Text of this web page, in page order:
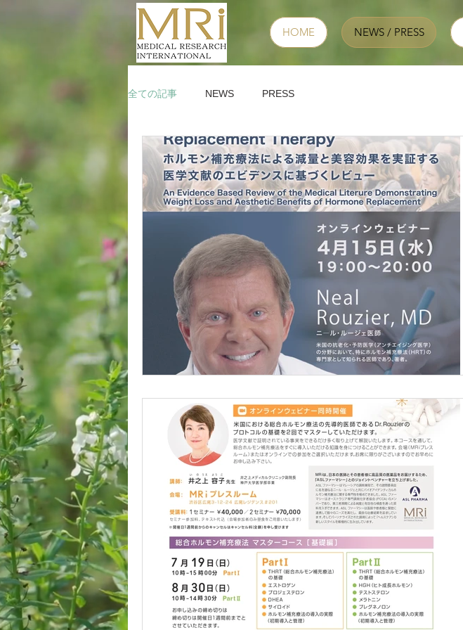
HOME NEWS / PRESS
全ての記事 NEWS PRESS